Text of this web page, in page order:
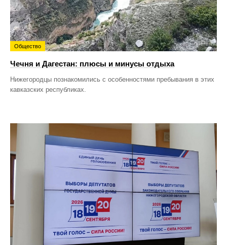
Общество
Чечня и Дагестан: плюсы и минусы отдыха
Нижегородцы познакомились с особенностями пребывания в этих
кавказских республиках.